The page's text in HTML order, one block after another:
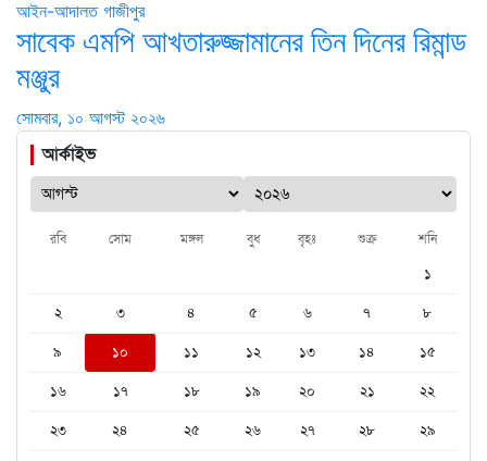
আইন-আদালত গাজীপুর
সাবেক এমপি আখতারুজ্জামানের তিন দিনের রিমান্ড
মঞ্জুর
সোমবার, ১০ আগস্ট ২০২৬
আর্কাইভ
রবি সোম মঙ্গল বুধ বৃহঃ শুক্র শনি
১
২
৩ ৪ ৫ ৬ ৭
৮
৯
১০ ১১ ১২ ১৩ ১৪
১৫
১৬
১৭ ১৮ ১৯ ২০ ২১
২২
২৩
২৪ ২৫ ২৬ ২৭ ২৮
২৯